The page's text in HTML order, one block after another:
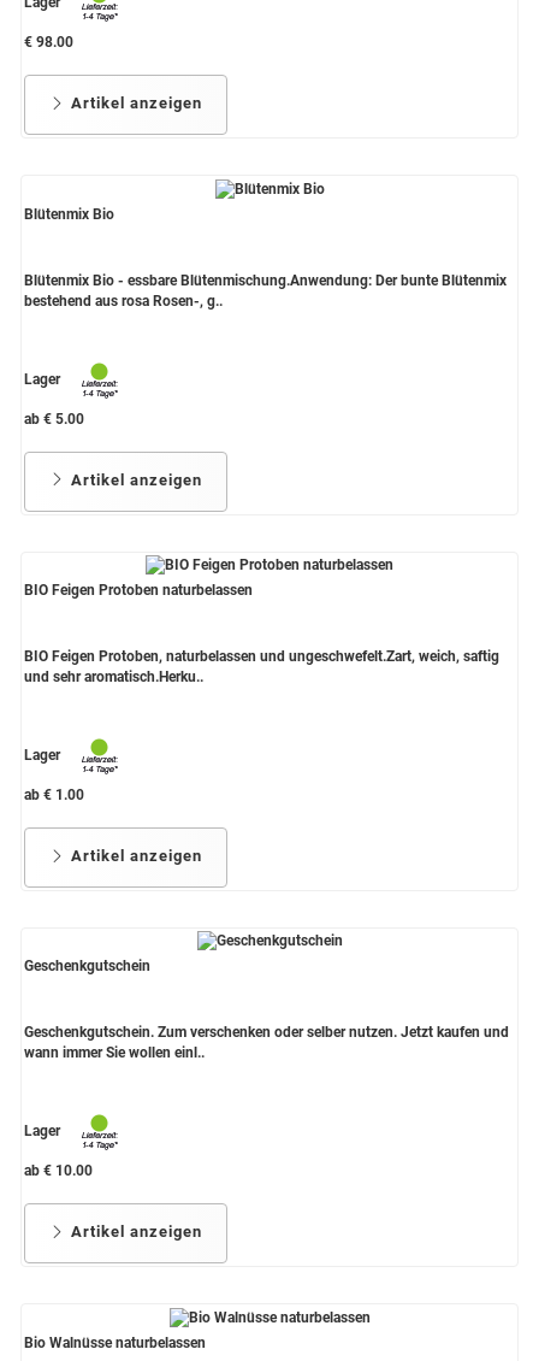
€ 98.00
Artikel anzeigen
Blütenmix Bio
Blütenmix Bio - essbare Blütenmischung.Anwendung: Der bunte Blütenmix
bestehend aus rosa Rosen-, g..
Lager
ab € 5.00
Artikel anzeigen
BIO Feigen Protoben naturbelassen
BIO Feigen Protoben, naturbelassen und ungeschwefelt.Zart, weich, saftig
und sehr aromatisch.Herku..
Lager
ab € 1.00
Artikel anzeigen
Geschenkgutschein
Geschenkgutschein. Zum verschenken oder selber nutzen. Jetzt kaufen und
wann immer Sie wollen einl..
Lager
ab € 10.00
Artikel anzeigen
Bio Walnüsse naturbelassen